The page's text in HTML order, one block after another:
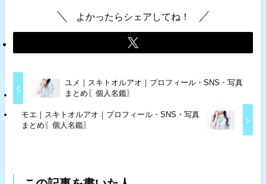
よかったらシェアしてね！
ユメ｜スキトオルアオ｜プロフィール・SNS・写真
まとめ〖個人名鑑〗
モエ｜スキトオルアオ｜プロフィール・SNS・写真
まとめ〖個人名鑑〗